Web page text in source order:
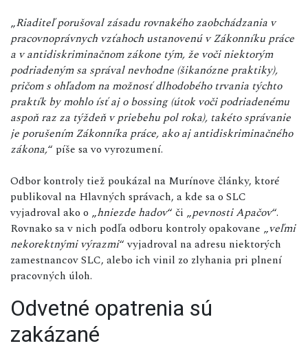
„Riaditeľ porušoval zásadu rovnakého zaobchádzania v
pracovnoprávnych vzťahoch ustanovenú v Zákonníku práce
a v antidiskriminačnom zákone tým, že voči niektorým
podriadeným sa správal nevhodne (šikanózne praktiky),
pričom s ohľadom na možnosť dlhodobého trvania týchto
praktík by mohlo ísť aj o bossing (útok voči podriadenému
aspoň raz za týždeň v priebehu pol roka), takéto správanie
je porušením Zákonníka práce, ako aj antidiskriminačného
zákona,“ píše sa vo vyrozumení.
Odbor kontroly tiež poukázal na Murínove články, ktoré
publikoval na Hlavných správach, a kde sa o SLC
vyjadroval ako o „hniezde hadov“ či „pevnosti Apačov“.
Rovnako sa v nich podľa odboru kontroly opakovane „veľmi
nekorektnými výrazmi“ vyjadroval na adresu niektorých
zamestnancov SLC, alebo ich vinil zo zlyhania pri plnení
pracovných úloh.
Odvetné opatrenia sú
zakázané